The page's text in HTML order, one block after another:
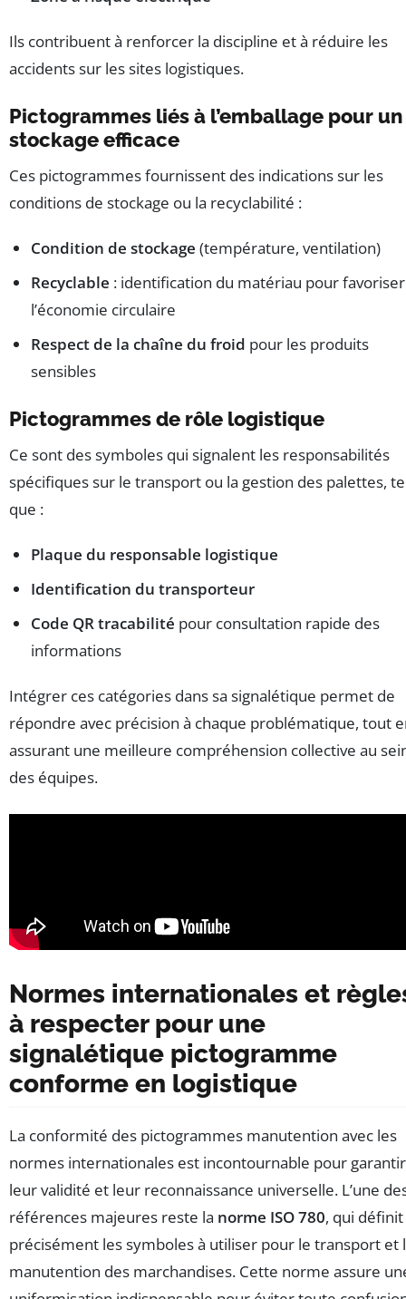
Ils contribuent à renforcer la discipline et à réduire les
accidents sur les sites logistiques.
Pictogrammes liés à l’emballage pour un
stockage efficace
Ces pictogrammes fournissent des indications sur les
conditions de stockage ou la recyclabilité :
Condition de stockage (température, ventilation)
Recyclable : identification du matériau pour favoriser
l’économie circulaire
Respect de la chaîne du froid pour les produits
sensibles
Pictogrammes de rôle logistique
Ce sont des symboles qui signalent les responsabilités
spécifiques sur le transport ou la gestion des palettes,
que :
Plaque du responsable logistique
Identification du transporteur
Code QR tracabilité pour consultation rapide des
informations
Intégrer ces catégories dans sa signalétique permet de
répondre avec précision à chaque problématique, tout
assurant une meilleure compréhension collective au
des équipes.
Normes internationales et
à respecter pour une
signalétique pictogramme
conforme en logistique
La conformité des pictogrammes manutention avec les
normes internationales est incontournable pour garantir
leur validité et leur reconnaissance universelle. L’une
références majeures reste la norme ISO 780, qui définit
précisément les symboles à utiliser pour le transport et
manutention des marchandises. Cette norme assure